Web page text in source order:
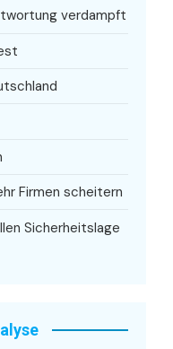
verdampft
Firmen scheitern
Sicherheitslage